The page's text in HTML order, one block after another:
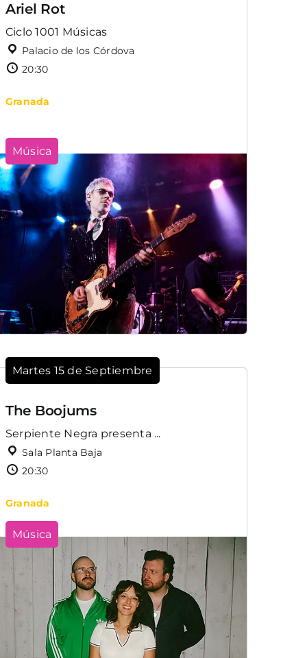
Ariel Rot
Ciclo 1001 Músicas
Palacio de los Córdova
20:30
Granada
Música
Martes 15 de Septiembre
The Boojums
Serpiente Negra presenta ...
Sala Planta Baja
20:30
Granada
Música